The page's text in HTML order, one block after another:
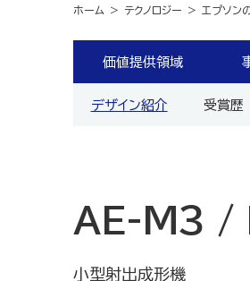
ホーム テクノロジー エプソン
価値提供領域
デザイン紹介 受賞歴
AE-M3 /
小型射出成形機